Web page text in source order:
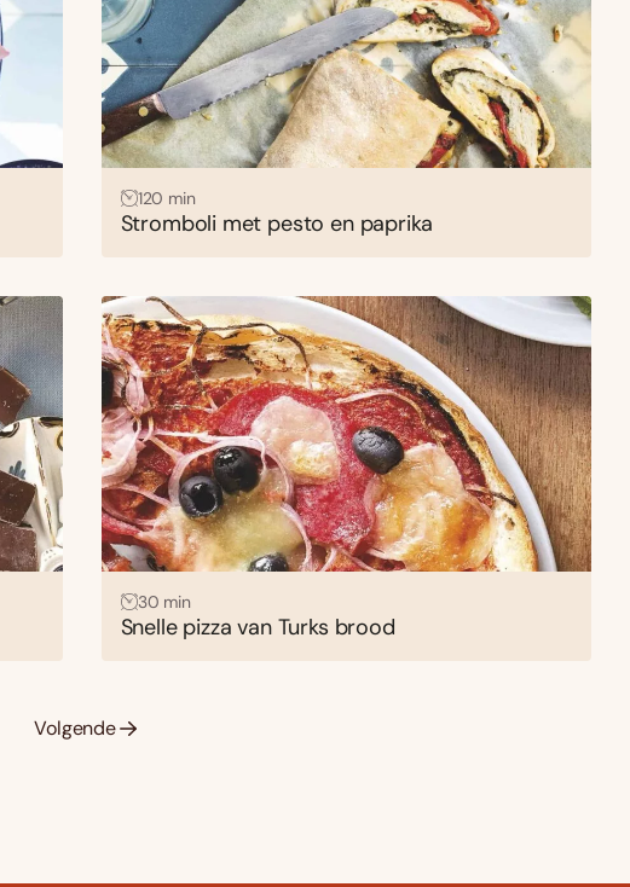
120 min
Stromboli met pesto en paprika
30 min
Snelle pizza van Turks brood
Volgende